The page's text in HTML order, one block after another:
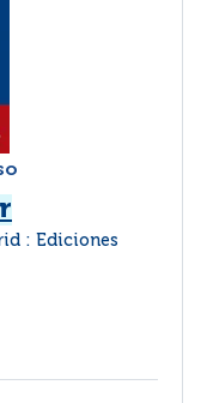
: Ediciones